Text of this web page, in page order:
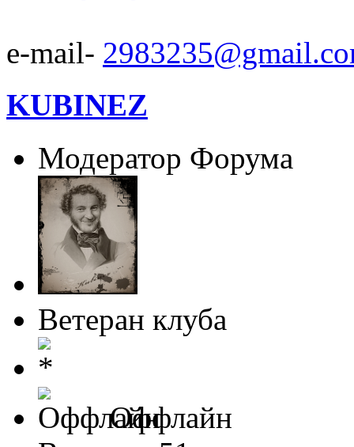
e-mail-
KUBINEZ
Модератор Форума
Ветеран клуба
Оффлайн